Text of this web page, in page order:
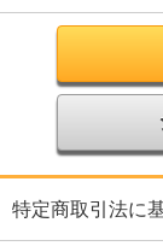
特定商取引法に